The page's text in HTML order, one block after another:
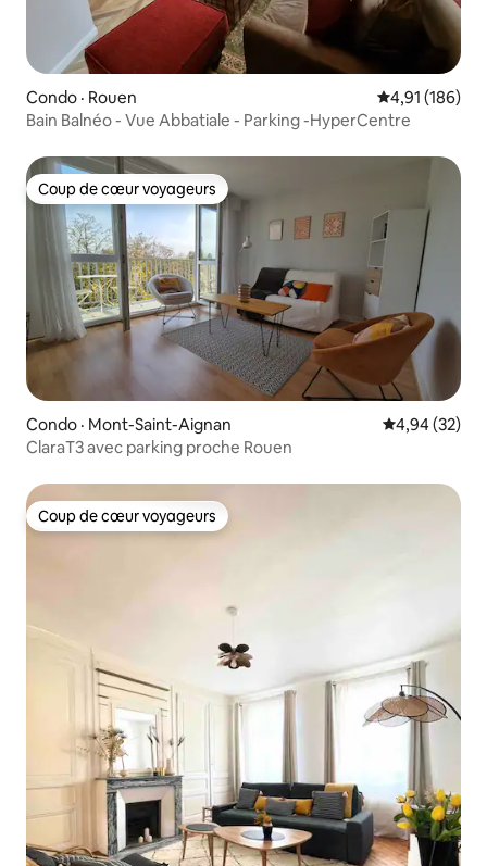
Condo · Rouen Note
4,91 (186)
Bain Balnéo - Vue Abbatiale - Parking -HyperCentre
Coup de cœur voyageurs
Coup de cœur voyageurs
Condo · Mont-Saint-Aignan Note
4,94 (32)
ClaraT3 avec parking proche Rouen
Coup de cœur voyageurs
Coup de cœur voyageurs